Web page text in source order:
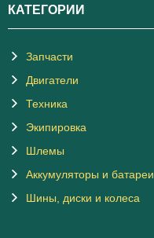
КАТЕГОРИИ
Запчасти
Двигатели
Техника
Экипировка
Шлемы
Аккумуляторы и батареи
Шины, диски и колеса